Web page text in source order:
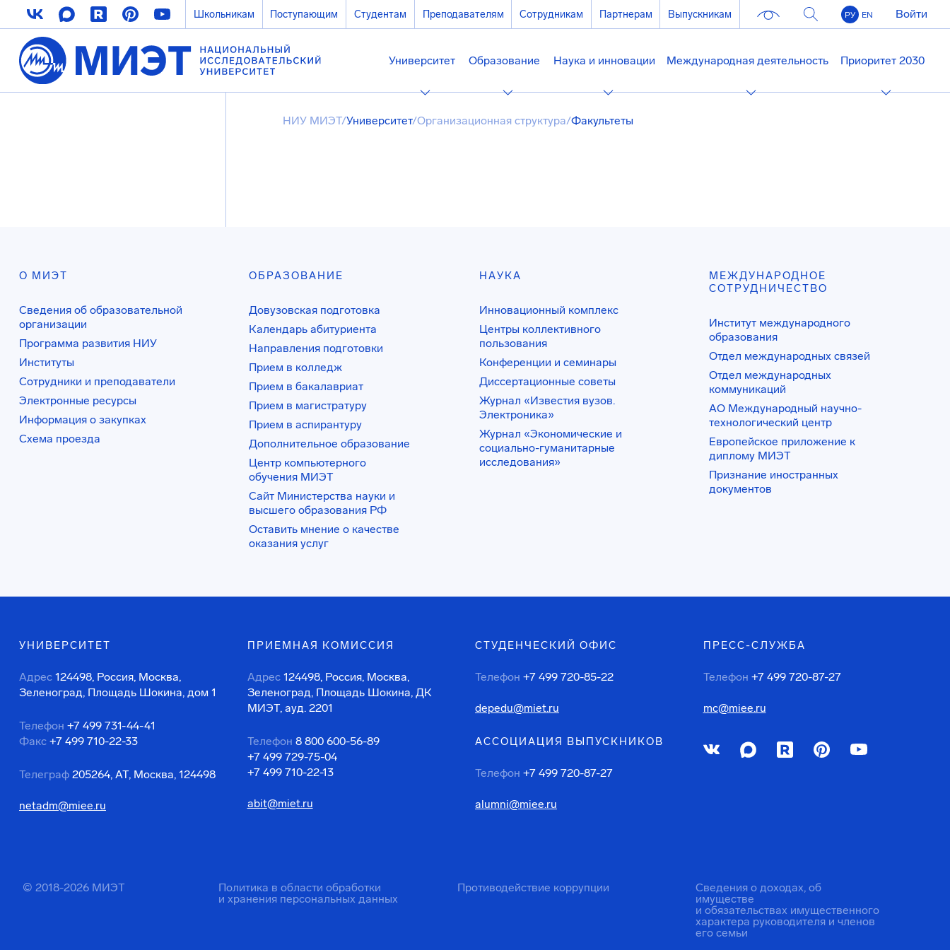
Школьникам Поступающим Студентам Преподавателям Сотрудникам Партнерам Выпускникам РУ EN Войти
Университет Образование Наука и инновации Международная деятельность Приоритет 2030
НИУ МИЭТ/Университет/Организационная структура/Факультеты
О МИЭТ
Сведения об образовательной
организации
Программа развития НИУ
Институты
Сотрудники и преподаватели
Электронные ресурсы
Информация о закупках
Схема проезда
ОБРАЗОВАНИЕ
Довузовская подготовка
Календарь абитуриента
Направления подготовки
Прием в колледж
Прием в бакалавриат
Прием в магистратуру
Прием в аспирантуру
Дополнительное образование
Центр компьютерного
обучения МИЭТ
Сайт Министерства науки и
высшего образования РФ
Оставить мнение о качестве
оказания услуг
НАУКА
Инновационный комплекс
Центры коллективного
пользования
Конференции и семинары
Диссертационные советы
Журнал «Известия вузов.
Электроника»
Журнал «Экономические и
социально-гуманитарные
исследования»
МЕЖДУНАРОДНОЕ
СОТРУДНИЧЕСТВО
Институт международного
образования
Отдел международных связей
Отдел международных
коммуникаций
АО Международный научно-
технологический центр
Европейское приложение к
диплому МИЭТ
Признание иностранных
документов
УНИВЕРСИТЕТ
Адрес 124498, Россия, Москва,
Зеленоград, Площадь Шокина, дом 1
Телефон +7 499 731-44-41
Факс +7 499 710-22-33
Телеграф 205264, АТ, Москва, 124498
netadm@miee.ru
ПРИЕМНАЯ КОМИССИЯ
Адрес 124498, Россия, Москва,
Зеленоград, Площадь Шокина, ДК
МИЭТ, ауд. 2201
Телефон 8 800 600-56-89
+7 499 729-75-04
+7 499 710-22-13
abit@miet.ru
СТУДЕНЧЕСКИЙ ОФИС
Телефон +7 499 720-85-22
depedu@miet.ru
АССОЦИАЦИЯ ВЫПУСКНИКОВ
Телефон +7 499 720-87-27
alumni@miee.ru
ПРЕСС-СЛУЖБА
Телефон +7 499 720-87-27
mc@miee.ru
© 2018-2026 МИЭТ
Политика в области обработки
и хранения персональных данных
Противодействие коррупции
Сведения о доходах, об
имуществе
и обязательствах имущественного
характера руководителя и членов
его семьи